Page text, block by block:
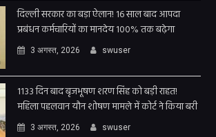
दिल्ली सरकार का बड़ा ऐलान! 16 साल बाद आपदा
प्रबंधन कर्मचारियों का मानदेय 100% तक बढ़ेगा
3 अगस्त, 2026 swuser
1133 दिन बाद बृजभूषण शरण सिंह को बड़ी राहत!
महिला पहलवान यौन शोषण मामले में कोर्ट ने किया बरी
3 अगस्त, 2026 swuser